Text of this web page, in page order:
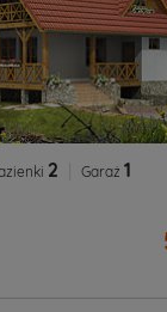
2 Garaż 1